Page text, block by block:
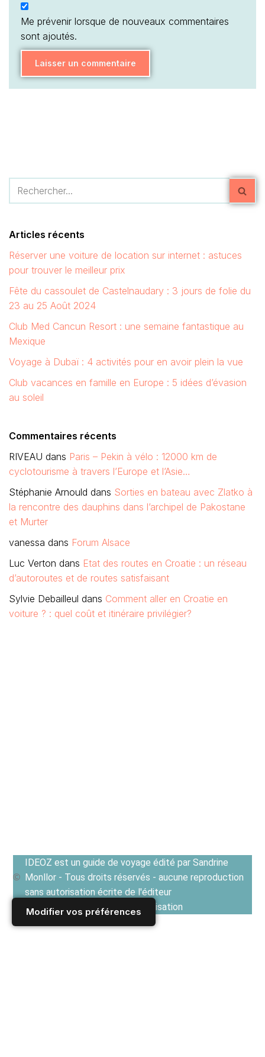
Modifier vos préférences
Me prévenir lorsque de nouveaux commentaires
sont ajoutés.
Articles récents
Réserver une voiture de location sur internet : astuces
pour trouver le meilleur prix
Fête du cassoulet de Castelnaudary : 3 jours de folie du
23 au 25 Août 2024
Club Med Cancun Resort : une semaine fantastique au
Mexique
Voyage à Dubaï : 4 activités pour en avoir plein la vue
Club vacances en famille en Europe : 5 idées d’évasion
au soleil
Commentaires récents
RIVEAU dans Paris – Pekin à vélo : 12000 km de
cyclotourisme à travers l’Europe et l’Asie…
Stéphanie Arnould dans Sorties en bateau avec Zlatko à
la rencontre des dauphins dans l’archipel de Pakostane
et Murter
vanessa dans Forum Alsace
Luc Verton dans Etat des routes en Croatie : un réseau
d’autoroutes et de routes satisfaisant
Sylvie Debailleul dans Comment aller en Croatie en
voiture ? : quel coût et itinéraire privilégier?
IDEOZ est un guide de voyage édité par Sandrine
Monllor - Tous droits réservés - aucune reproduction
sans autorisation écrite de l'éditeur
Voir les Conditions générales d'utilisation